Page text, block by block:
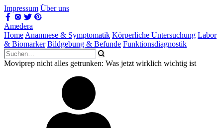
Impressum Über uns
Amedera
Home Anamnese & Symptomatik Körperliche Untersuchung Labor
& Biomarker Bildgebung & Befunde Funktionsdiagnostik
Moviprep nicht alles getrunken: Was jetzt wirklich wichtig ist